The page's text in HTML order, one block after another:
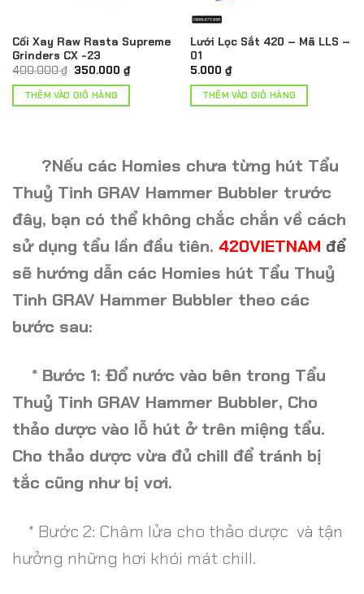
Cối Xay Raw Rasta Supreme
Grinders CX -23
400.000₫ Giá
là:
400.000 ₫.
350.000 ₫Giá
hiện
THÊM VÀO GIỎ HÀNG
Lưới Lọc Sắt 420 – Mã LLS –
01
5.000 ₫
THÊM VÀO GIỎ HÀNG
?Nếu các Homies chưa từng hút Tẩu
Thuỷ Tinh GRAV Hammer Bubbler trước
đây, bạn có thể không chắc chắn về cách
sử dụng tẩu lần đầu tiên. 420VIETNAM để
sẽ hướng dẫn các Homies hút Tẩu Thuỷ
Tinh GRAV Hammer Bubbler theo các
bước sau:
* Bước 1: Đổ nước vào bên trong Tẩu
Thuỷ Tinh GRAV Hammer Bubbler, Cho
thảo dược vào lỗ hút ở trên miệng tẩu.
Cho thảo dược vừa đủ chill để tránh bị
tắc cũng như bị vơi.
* Bước 2: Châm lửa cho thảo dược và tận
hưởng những hơi khói mát chill.